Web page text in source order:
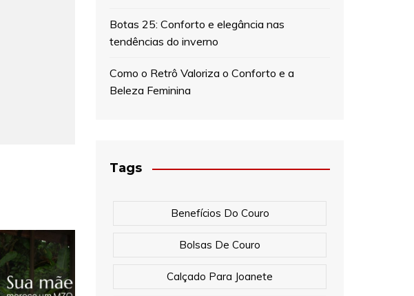
Botas 25: Conforto e elegância nas
tendências do inverno
Como o Retrô Valoriza o Conforto e a
Beleza Feminina
Tags
Benefícios Do Couro
Bolsas De Couro
Calçado Para Joanete